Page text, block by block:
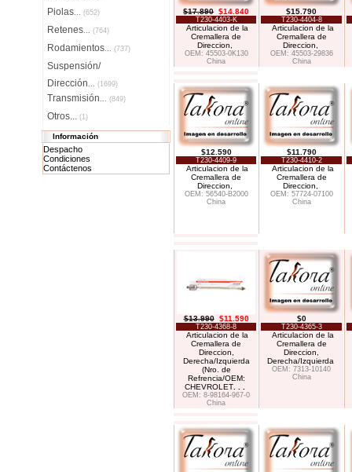
Piolas... (652)
Retenes... (764)
Rodamientos... (737)
Suspensión/
Dirección... (1699)
Transmisión... (849)
Otros... (1)
Información
Despacho
Condiciones
Contáctenos
$17.890 $14.840
T230-4403-K
Articulacion de la
Cremallera de
Direccion,
OEM: 45503-0K130
China
$15.790
T230-4404-8
Articulacion de la
Cremallera de
Direccion,
OEM: 45503-29836
China
$12.590
T230-4409-9
Articulacion de la
Cremallera de
Direccion,
OEM: 56540-B2000
China
$11.790
T230-4410-2
Articulacion de la
Cremallera de
Direccion,
OEM: 57724-07100
China
$13.990 $11.590
T230-4368-8
Articulacion de la
Cremallera de
Direccion,
Derecha/Izquierda
(Nro. de
Refrencia/OEM:
CHEVROLET
OEM: 8-98164-967-0
China
$0
T230-4365-3
Articulacion de la
Cremallera de
Direccion,
Derecha/Izquierda
OEM: 7313-10140
China